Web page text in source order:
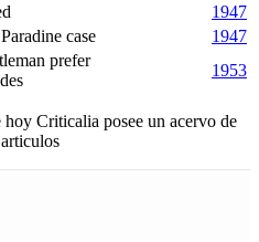
1947
case
1947
prefer
1953
hoy Criticalia posee un acervo de